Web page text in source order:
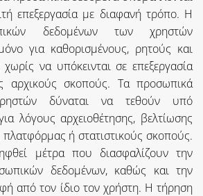
επεξεργασία με διαφανή τρόπο. Η
δεδομένων των χρηστών
για καθορισμένους, ρητούς και
να υπόκεινται σε επεξεργασία
αρχικούς σκοπούς. Τα προσωπικά
δύναται να τεθούν υπό
λόγους αρχειοθέτησης, βελτίωσης
ή στατιστικούς σκοπούς.
μέτρα που διασφαλίζουν την
δεδομένων, καθώς και την
από τον ίδιο τον χρήστη. Η τήρηση